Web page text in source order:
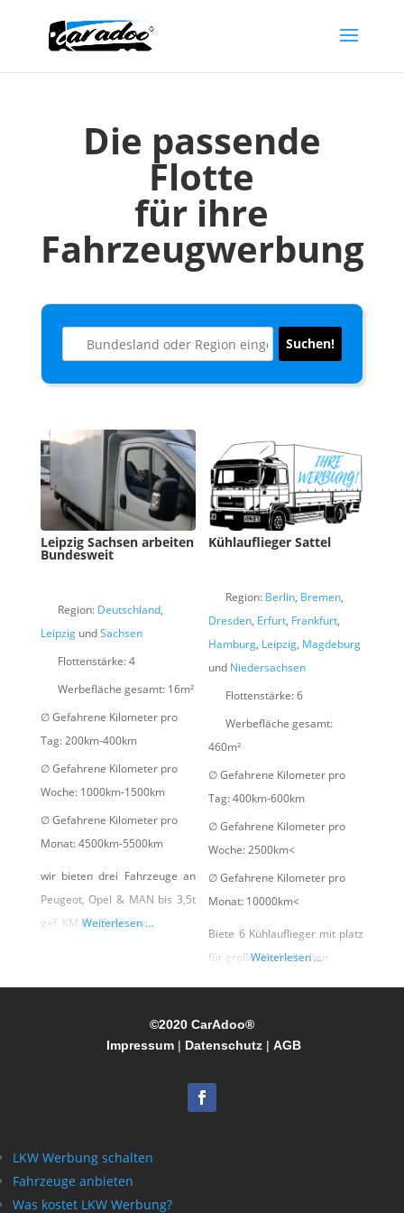
Die passende
Flotte
für ihre
Fahrzeugwerbung
Suchen!Suchen!
Leipzig Sachsen arbeiten
Bundesweit
Region: Deutschland,
LeipzigundSachsen
Flottenstärke:4
Werbefläche gesamt: 16m²
∅ Gefahrene Kilometer pro
Tag:200km-400km
∅ Gefahrene Kilometer pro
Woche: 1000km-1500km
∅ Gefahrene Kilometer pro
Monat:4500km-5500km
wir bieten drei Fahrzeuge an
Peugeot, Opel & MAN bis 3,5t
gef. KM pro Fahrzeug
Weiterlesen …
Kühlauflieger Sattel
Region: Berlin, Bremen,
Dresden, Erfurt, Frankfurt,
Hamburg, Leipzig, Magdeburg
und Niedersachsen
Flottenstärke:6
Werbefläche gesamt:
460m²
∅ Gefahrene Kilometer pro
Tag:400km-600km
∅ Gefahrene Kilometer pro
Woche:2500km<
∅ Gefahrene Kilometer pro
Monat: 10000km<
Biete 6 Kühlauflieger mit platz
für große Werbeflächen
Weiterlesen …
©2020 CarAdoo®
Impressum | Datenschutz | AGB
LKW Werbung schalten
Fahrzeuge anbieten
Was kostet LKW Werbung?